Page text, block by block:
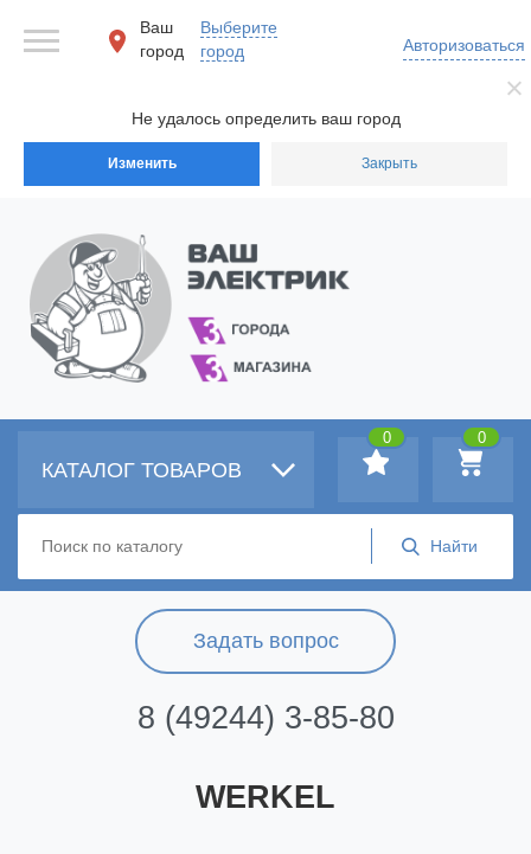
Не удалось определить ваш город
Изменить Закрыть
Ваш
город
Выберите
город
Авторизоваться
Задать вопрос
8 (49244) 3-85-80
КАТАЛОГ ТОВАРОВ
0
0
WERKEL